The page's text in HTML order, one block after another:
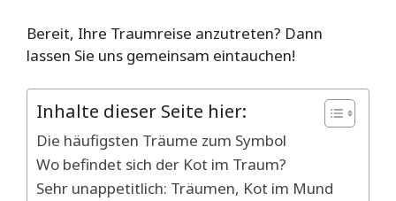
Bereit, Ihre Traumreise anzutreten? Dann
lassen Sie uns gemeinsam eintauchen!
Inhalte dieser Seite hier:
Die häufigsten Träume zum Symbol
Wo befindet sich der Kot im Traum?
Sehr unappetitlich: Träumen, Kot im Mund